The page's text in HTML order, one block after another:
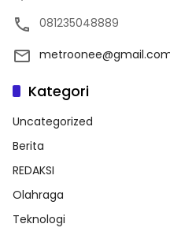
081235048889
Kategori
Uncategorized
Berita
REDAKSI
Olahraga
Teknologi